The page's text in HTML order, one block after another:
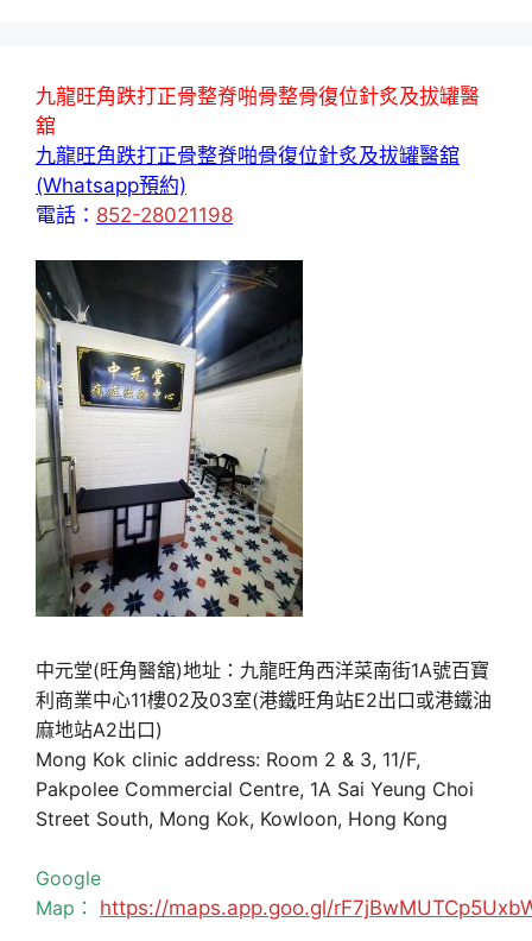
九龍旺角跌打正骨整脊啪骨整骨復位針炙及拔罐醫
舘
九龍旺角跌打正骨整脊啪骨復位針炙及拔罐醫舘
(Whatsapp預約)
電話： 852-28021198
中元堂(旺角醫舘)地址：九龍旺角西洋菜南街1A號百寶
利商業中心11樓02及03室(港鐵旺角站E2出口或港鐵油
麻地站A2出口)
Mong Kok clinic address: Room 2 & 3, 11/F,
Pakpolee Commercial Centre, 1A Sai Yeung Choi
Street South, Mong Kok, Kowloon, Hong Kong
Google
Map： https://maps.app.goo.gl/